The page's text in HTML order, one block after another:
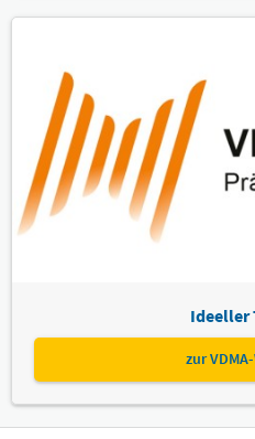
Ideeller
zur